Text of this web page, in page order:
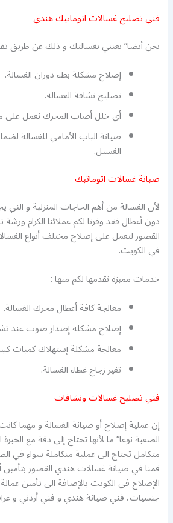
فني تصليح غسالات اتوماتيك هندي
نحن أيضا” نعتني بغسالتك و ذلك عن طريق
إصلاح مشكلة بطء دوران الغسالة.
تصليح نشافة الغسالة.
أي خلل أصاب المحرك نعمل على
صيانة الباب الأمامي للغسالة
الغسيل.
صيانة غسالات اتوماتيك
لأن الغسالة من أهم الحاجات المنزلية و
دون أعطال فقد وفرنا لكم عملائنا الكرام
القصور لتعمل على إصلاح مختلف أنواع
في الكويت.
خدمات مميزة نقدمها لكم منها :
معالجة كافة أعطال محرك الغسالة.
إصلاح مشكلة إصدار صوت عند
معالجة مشكلة إستهلاك كميات
تغير زجاج غطاء الغسالة.
فني تصليح غسالات ونشافات
إن عملية إصلاح أو صيانة الغسالة و مهما كانت
الصعبة نوعا” ما لأنها تحتاج إلى دقة مع الخبرة
متكامل تحتاج الى عملية متكاملة سواء في
قمنا في صيانة غسالات هندي القصور بتأمين
الإصلاح في الكويت بالإضافة الى تأمين
جنسيات، فني صيانة هندي و فني أردني و